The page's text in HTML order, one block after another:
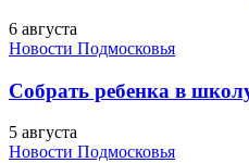
6 августа
Новости Подмосковья
Собрать ребенка в
5 августа
Новости Подмосковья